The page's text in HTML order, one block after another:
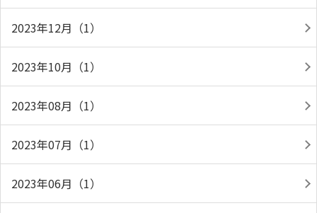
2023年12月（1）
2023年10月（1）
2023年08月（1）
2023年07月（1）
2023年06月（1）